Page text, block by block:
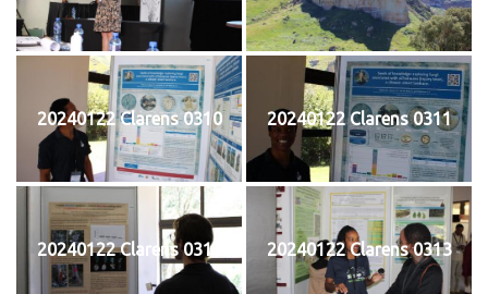
20240122 Clarens 0310 20240122 Clarens 0311
20240122 Clarens 0312 20240122 Clarens 0313